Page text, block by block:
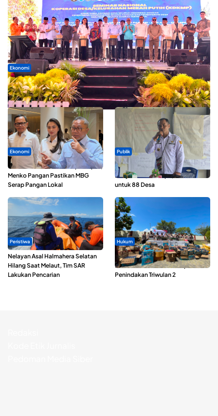
Ekonomi
Seminar di Ternate, Mendes Perkuat Sinergi Percepatan
Kopdes Merah Putih
Ekonomi
SPPG di Maluku Utara Dipercepat,
Menko Pangan Pastikan MBG
Serap Pangan Lokal
Publik
ABDESI Morotai Apresiasi
Penyaluran ADD Rp3,13 Miliar
untuk 88 Desa
Peristiwa
Nelayan Asal Halmahera Selatan
Hilang Saat Melaut, Tim SAR
Lakukan Pencarian
Hukum
Polda Maluku Utara Musnahkan
Ribuan Liter Miras Hasil Operasi
Penindakan Triwulan 2